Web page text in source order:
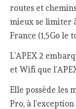
routes et
mieux se limiter
France (1,5Go le
L’APEX 2
et Wifi que
Elle possède les
Pro, à